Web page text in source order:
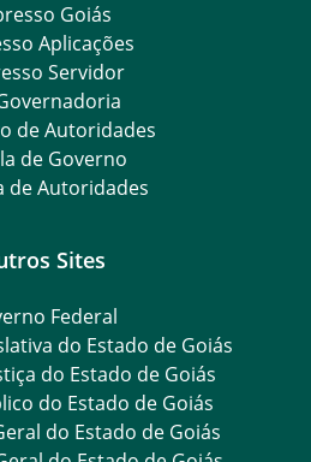
Goiás
Aplicações
Servidor
de Autoridades
de Governo
de Autoridades
Sites
Federal
do Estado de Goiás
do Estado de Goiás
do Estado de Goiás
do Estado de Goiás